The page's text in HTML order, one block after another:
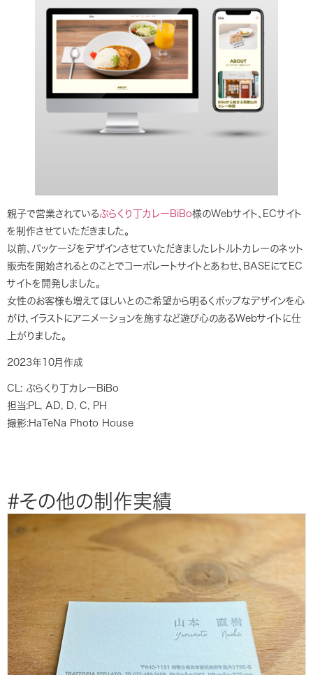
親子で営業されているぶらくり丁カレーBiBo様のWebサイト、ECサイト
を制作させていただきました。
以前、パッケージをデザインさせていただきましたレトルトカレーのネット
販売を開始されるとのことでコーポレートサイトとあわせ、BASEにてEC
サイトを開発しました。
女性のお客様も増えてほしいとのご希望から明るくポップなデザインを心
がけ、イラストにアニメーションを施すなど遊び心のあるWebサイトに仕
上がりました。
2023年10月作成
CL: ぶらくり丁カレーBiBo
担当:PL, AD, D, C, PH
撮影:HaTeNa Photo House
#その他の制作実績